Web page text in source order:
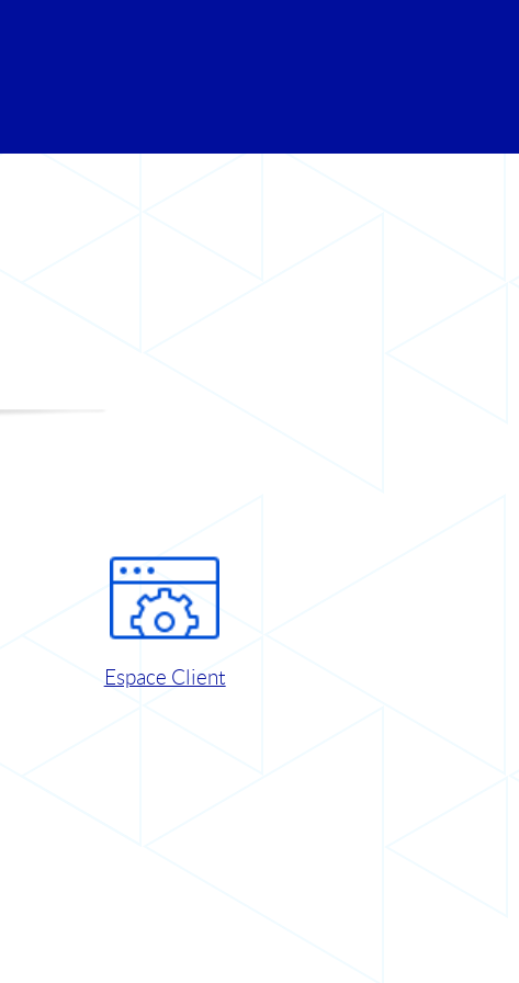
Espace Client